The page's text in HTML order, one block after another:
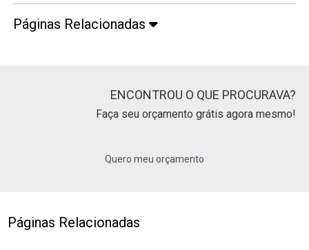
Páginas Relacionadas
ENCONTROU O QUE PROCURAVA?
Faça seu orçamento grátis agora mesmo!
Quero meu orçamento
Páginas Relacionadas